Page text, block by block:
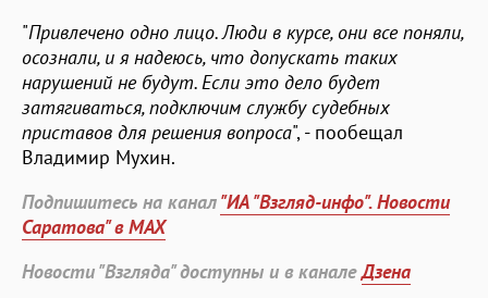
"Привлечено одно лицо. Люди в курсе, они все поняли,
осознали, и я надеюсь, что допускать таких
нарушений не будут. Если это дело будет
затягиваться, подключим службу судебных
приставов для решения вопроса", - пообещал
Владимир Мухин.
Подпишитесь на канал"ИА "Взгляд-инфо". Новости
Саратова" в MAX
Новости "Взгляда" доступны и в каналеДзена